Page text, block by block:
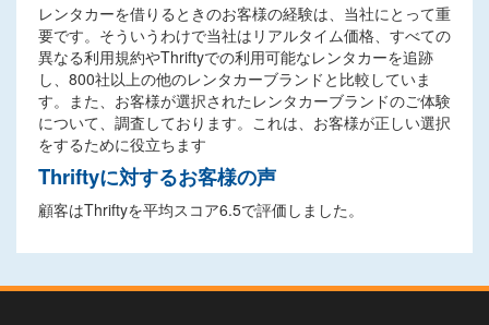
レンタカーを借りるときのお客様の経験は、当社にとって重
要です。そういうわけで当社はリアルタイム価格、すべての
異なる利用規約やThriftyでの利用可能なレンタカーを追跡
し、800社以上の他のレンタカーブランドと比較していま
す。また、お客様が選択されたレンタカーブランドのご体験
について、調査しております。これは、お客様が正しい選択
をするために役立ちます
Thriftyに対するお客様の声
顧客はThriftyを平均スコア6.5で評価しました。